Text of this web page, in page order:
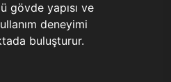
gövde yapısı ve
deneyimi
buluşturur.